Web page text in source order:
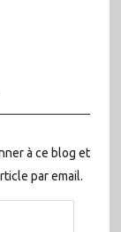
à ce blog et
par email.